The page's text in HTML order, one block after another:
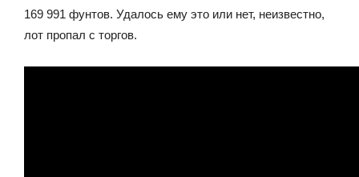
169 991 фунтов. Удалось ему это или нет, неизвестно,
лот пропал с торгов.